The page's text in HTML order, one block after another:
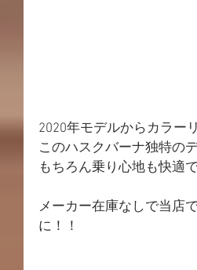
2020年モデルからカラー
このハスクバーナ独特の
もちろん乗り心地も快適
メーカー在庫なしで当店
に！！